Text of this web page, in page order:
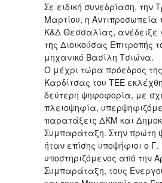
Σε ειδική συνεδρίαση, την
Μαρτίου, η
Κ&Δ Θεσσαλίας, ανέδειξε
της Διοικούσας Επιτροπής
μηχανικό Βασίλη Τσιώνα.
Ο μέχρι τώρα πρόεδρος
Καρδίτσας του ΤΕΕ
δεύτερη ψηφοφορία, με
πλειοψηφία,
παρατάξεις ΔΚΜ και
Συμπαράταξη. Στην πρώτη
ήταν επίσης υποψήφιοι ο Γ.
υποστηριζόμενος από την
Συμπαράταξη, τους